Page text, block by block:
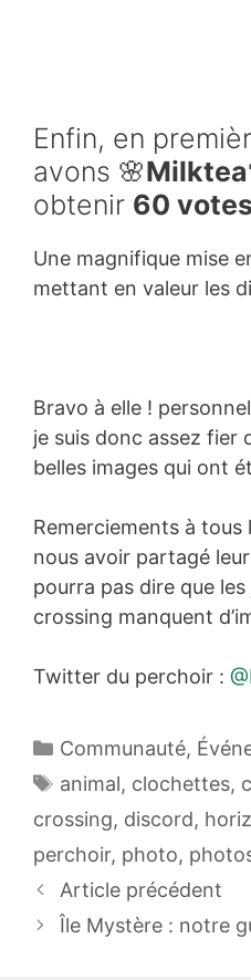
Enfin, en
avons 🌸Milktea
obtenir 60 votes
Une magnifique mise
mettant en valeur les
Bravo à elle !
je suis donc assez fier
belles images qui ont
Remerciements à
nous avoir partagé
pourra pas dire que les
crossing manquent
Twitter du perchoir :
Catégories
Communauté,
Étiquettes
animal, clochettes,
crossing, discord,
perchoir, photo,
Article précédent
Île Mystère : notre